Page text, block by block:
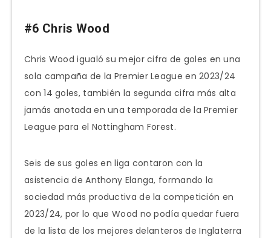
#6 Chris Wood
Chris Wood igualó su mejor cifra de goles en una
sola campaña de la Premier League en 2023/24
con 14 goles, también la segunda cifra más alta
jamás anotada en una temporada de la Premier
League para el Nottingham Forest.
Seis de sus goles en liga contaron con la
asistencia de Anthony Elanga, formando la
sociedad más productiva de la competición en
2023/24, por lo que Wood no podía quedar fuera
de la lista de los mejores delanteros de Inglaterra